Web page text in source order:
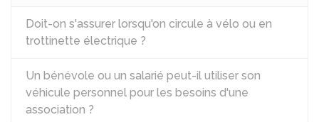
Doit-on s'assurer lorsqu'on circule à vélo ou en
trottinette électrique ?
Un bénévole ou un salarié peut-il utiliser son
véhicule personnel pour les besoins d'une
association ?